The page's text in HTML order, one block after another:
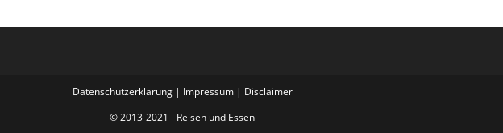
Datenschutzerklärung| Impressum| Disclaimer
© 2013-2021 - Reisen und Essen